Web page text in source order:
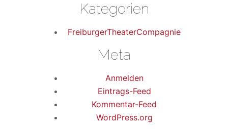
Kategorien
FreiburgerTheaterCompagnie
Meta
Anmelden
Eintrags-Feed
Kommentar-Feed
WordPress.org